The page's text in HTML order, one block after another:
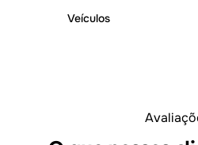
Veículos